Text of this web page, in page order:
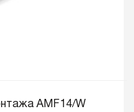
AMF14/W